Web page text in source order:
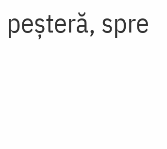
spre